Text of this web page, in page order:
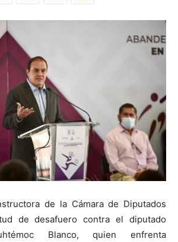
de la Cámara de Diputados
de desafuero contra el diputado
Blanco, quien enfrenta